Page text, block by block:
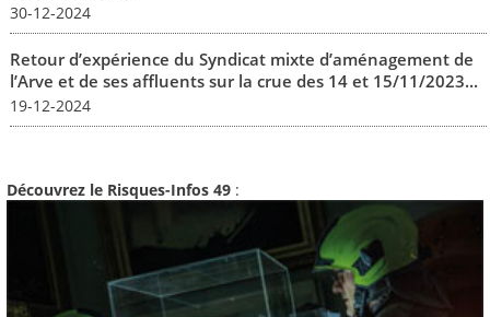
30-12-2024
Retour d’expérience du Syndicat mixte d’aménagement de
l’Arve et de ses affluents sur la crue des 14 et 15/11/2023...
19-12-2024
Découvrez le Risques-Infos 49 :